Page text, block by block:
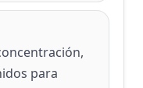
para